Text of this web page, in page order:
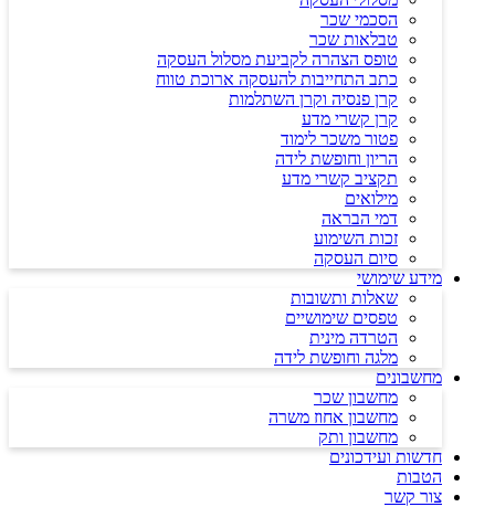
הסכמי שכר
טבלאות שכר
טופס הצהרה לקביעת מסלול העסקה
כתב התחייבות להעסקה ארוכת טווח
קרן פנסיה וקרן השתלמות
קרן קשרי מדע
פטור משכר לימוד
הריון וחופשת לידה
תקציב קשרי מדע
מילואים
דמי הבראה
זכות השימוע
סיום העסקה
מידע שימושי
שאלות ותשובות
טפסים שימושיים
הטרדה מינית
מלגה וחופשת לידה
מחשבונים
מחשבון שכר
מחשבון אחוז משרה
מחשבון ותק
חדשות ועידכונים
הטבות
צור קשר